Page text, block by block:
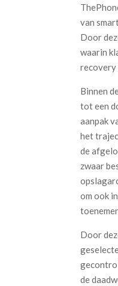
van
Door
waarin
recovery
Binnen
tot een
aanpak
het
de
zwaar
om ook
Door
de